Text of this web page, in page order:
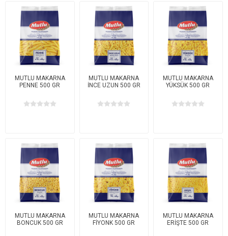
MUTLU MAKARNA
PENNE 500 GR
MUTLU MAKARNA
İNCE UZUN 500 GR
MUTLU MAKARNA
YÜKSÜK 500 GR
MUTLU MAKARNA
BONCUK 500 GR
MUTLU MAKARNA
FİYONK 500 GR
MUTLU MAKARNA
ERİŞTE 500 GR